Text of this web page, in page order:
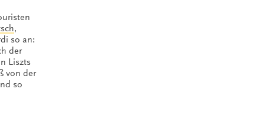
,
so an:
der
Liszts
von der
so